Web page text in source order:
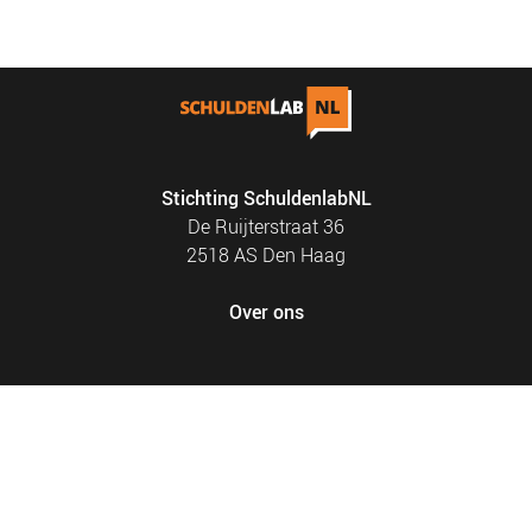
Stichting SchuldenlabNL
De Ruijterstraat 36
2518 AS Den Haag
Over ons